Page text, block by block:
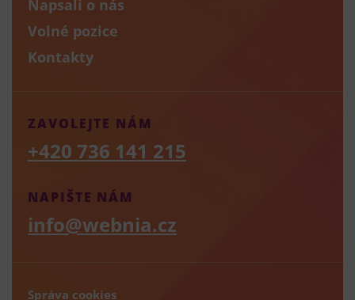
Napsali o nás
Volné pozice
Kontakty
NAPIŠTE NÁM
info@webnia.cz
ZAVOLEJTE NÁM
+420 736 141 215
Správa cookies